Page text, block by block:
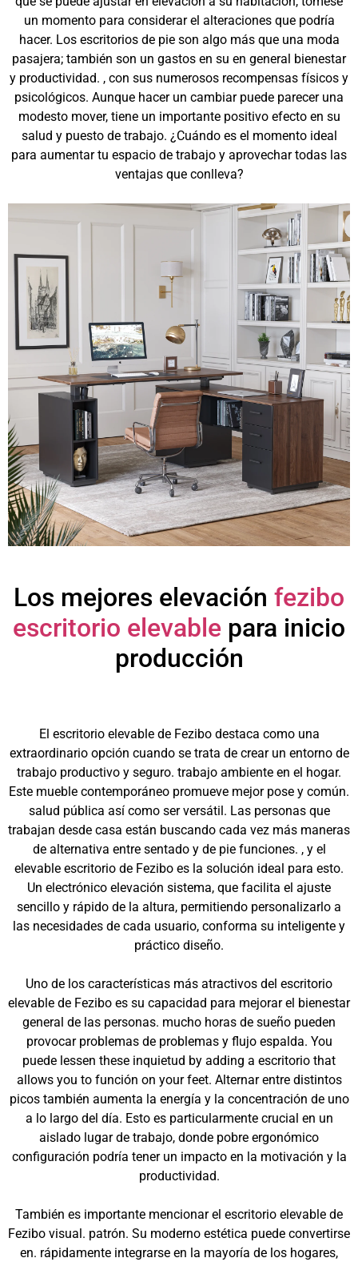
un momento para considerar el alteraciones que podría
hacer. Los escritorios de pie son algo más que una moda
pasajera; también son un gastos en su en general bienestar
y productividad. , con sus numerosos recompensas físicos y
psicológicos. Aunque hacer un cambiar puede parecer una
modesto mover, tiene un importante positivo efecto en su
salud y puesto de trabajo. ¿Cuándo es el momento ideal
para aumentar tu espacio de trabajo y aprovechar todas las
ventajas que conlleva?
Los mejores elevación fezibo
escritorio elevable para inicio
producción
El escritorio elevable de Fezibo destaca como una
extraordinario opción cuando se trata de crear un entorno de
trabajo productivo y seguro. trabajo ambiente en el hogar.
Este mueble contemporáneo promueve mejor pose y común.
salud pública así como ser versátil. Las personas que
trabajan desde casa están buscando cada vez más maneras
de alternativa entre sentado y de pie funciones. , y el
elevable escritorio de Fezibo es la solución ideal para esto.
Un electrónico elevación sistema, que facilita el ajuste
sencillo y rápido de la altura, permitiendo personalizarlo a
las necesidades de cada usuario, conforma su inteligente y
práctico diseño.
Uno de los características más atractivos del escritorio
elevable de Fezibo es su capacidad para mejorar el bienestar
general de las personas. mucho horas de sueño pueden
provocar problemas de problemas y flujo espalda. You
puede lessen these inquietud by adding a escritorio that
allows you to función on your feet. Alternar entre distintos
picos también aumenta la energía y la concentración de uno
a lo largo del día. Esto es particularmente crucial en un
aislado lugar de trabajo, donde pobre ergonómico
configuración podría tener un impacto en la motivación y la
productividad.
También es importante mencionar el escritorio elevable de
Fezibo visual. patrón. Su moderno estética puede convertirse
en. rápidamente integrarse en la mayoría de los hogares,